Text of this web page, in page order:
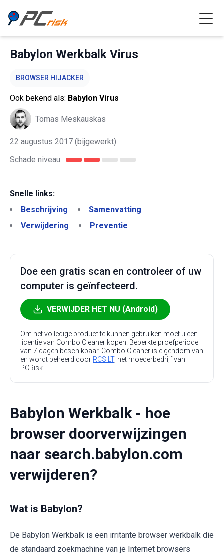
Babylon Werkbalk Virus
BROWSER HIJACKER
Ook bekend als: Babylon Virus
Tomas Meskauskas
22 augustus 2017 (bijgewerkt)
Schade niveau:
Snelle links:
Beschrijving
Samenvatting
Verwijdering
Preventie
Doe een gratis scan en controleer of uw
computer is geïnfecteerd.
VERWIJDER HET NU (Android)
Om het volledige product te kunnen gebruiken moet u een
licentie van Combo Cleaner kopen. Beperkte proefperiode
van 7 dagen beschikbaar. Combo Cleaner is eigendom van
en wordt beheerd door RCS LT, het moederbedrijf van
PCRisk.
Babylon Werkbalk - hoe
browser doorverwijzingen
naar search.babylon.com
verwijderen?
Wat is Babylon?
De Babylon Werkbalk is een irritante browser werkbalk die
de standaard zoekmachine van je Internet browsers